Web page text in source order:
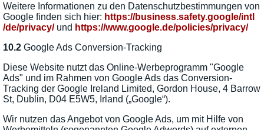
Weitere Informationen zu den Datenschutzbestimmungen von
Google finden sich hier: https://business.safety.google/intl
/de/privacy/und https://www.google.de/policies/privacy/
10.2 Google Ads Conversion-Tracking
Diese Website nutzt das Online-Werbeprogramm "Google
Ads" und im Rahmen von Google Ads das Conversion-
Tracking der Google Ireland Limited, Gordon House, 4 Barrow
St, Dublin, D04 E5W5, Irland („Google“).
Wir nutzen das Angebot von Google Ads, um mit Hilfe von